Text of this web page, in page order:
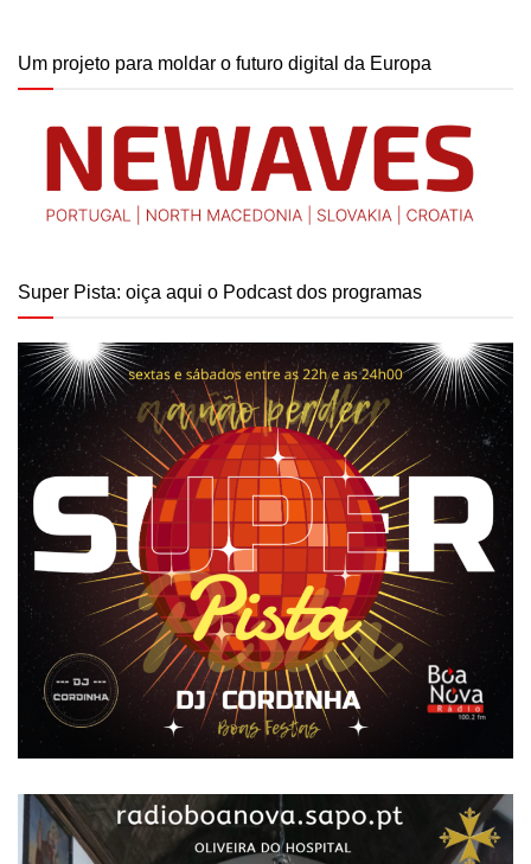
Um projeto para moldar o futuro digital da Europa
Super Pista: oiça aqui o Podcast dos programas